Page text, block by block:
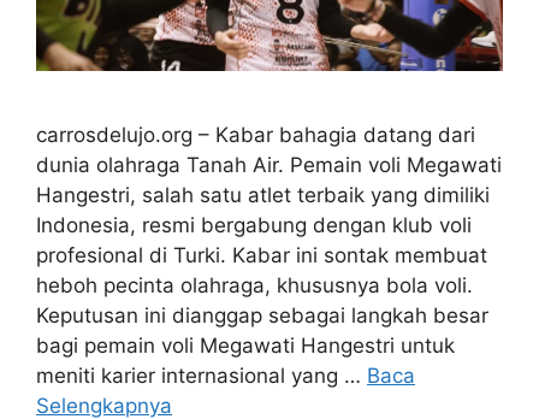
carrosdelujo.org – Kabar bahagia datang dari
dunia olahraga Tanah Air. Pemain voli Megawati
Hangestri, salah satu atlet terbaik yang dimiliki
Indonesia, resmi bergabung dengan klub voli
profesional di Turki. Kabar ini sontak membuat
heboh pecinta olahraga, khususnya bola voli.
Keputusan ini dianggap sebagai langkah besar
bagi pemain voli Megawati Hangestri untuk
meniti karier internasional yang … Baca
Selengkapnya